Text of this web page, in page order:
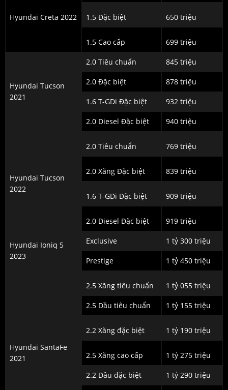
Hyundai Creta 2022 1.5 Đặc biệt 650 triệu
1.5 Cao cấp 699 triệu
Hyundai Tucson
2021
2.0 Tiêu chuẩn 845 triệu
2.0 Đặc biệt 878 triệu
1.6 T-GDi Đặc biệt 932 triệu
2.0 Diesel Đặc biệt 940 triệu
Hyundai Tucson
2022
2.0 Tiêu chuẩn 769 triệu
2.0 Xăng Đặc biệt 839 triệu
1.6 T-GDi Đặc biệt 909 triệu
2.0 Diesel Đặc biệt 919 triệu
Hyundai Ioniq 5
2023
Exclusive 1 tỷ 300 triệu
Prestige 1 tỷ 450 triệu
Hyundai SantaFe
2021
2.5 Xăng tiêu chuẩn 1 tỷ 055 triệu
2.5 Dầu tiêu chuẩn 1 tỷ 155 triệu
2.2 Xăng đặc biệt 1 tỷ 190 triệu
2.5 Xăng cao cấp 1 tỷ 275 triệu
2.2 Dầu đặc biệt 1 tỷ 290 triệu